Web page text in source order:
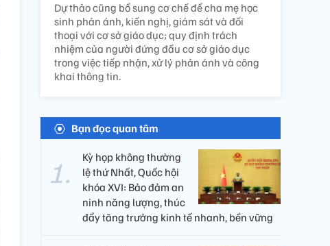
Dự thảo cũng bổ sung cơ chế để cha mẹ học
sinh phản ánh, kiến nghị, giám sát và đối
thoại với cơ sở giáo dục; quy định trách
nhiệm của người đứng đầu cơ sở giáo dục
trong việc tiếp nhận, xử lý phản ánh và công
khai thông tin.
Bạn đọc quan tâm
Kỳ họp không thường
lệ thứ Nhất, Quốc hội
khóa XVI: Bảo đảm an
ninh năng lượng, thúc
đẩy tăng trưởng kinh tế nhanh, bền vững